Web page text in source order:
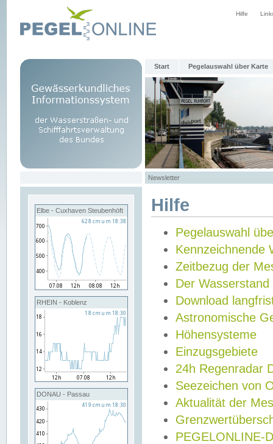
Hilfe
Start Pegelauswahl über Karte
Newsletter
Elbe - Cuxhaven Steubenhöft
RHEIN - Koblenz
DONAU - Passau
Hilfe
Pegelauswahl
Kennzeichnende
Zeitbezug der
Der Wasserstand
Download
Astronomische
Höhensysteme
Einzugsgebiete
24h Regenradar
Seezeichen von
Aktualität der
PEGELONLINE-